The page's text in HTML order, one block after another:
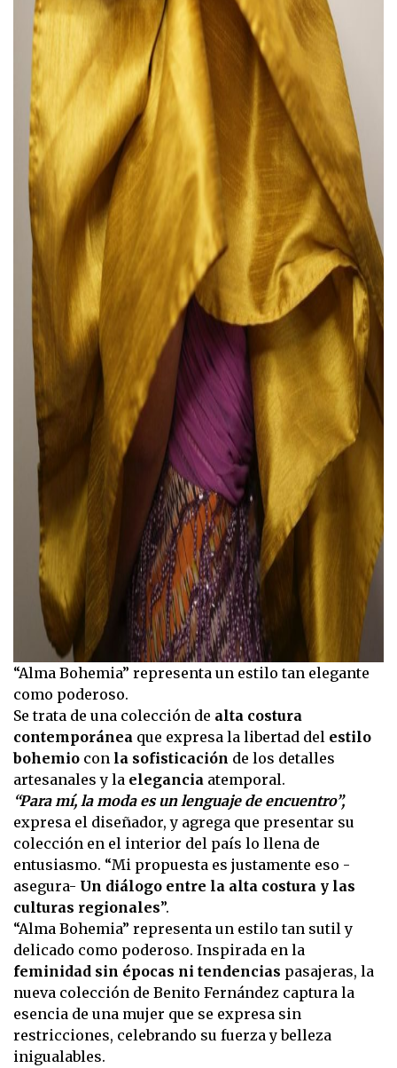
“Alma Bohemia” representa un estilo tan elegante
como poderoso.
Se trata de una colección de alta costura
contemporánea que expresa la libertad del estilo
bohemio con la sofisticación de los detalles
artesanales y la elegancia atemporal.
“Para mí, la moda es un lenguaje de encuentro”,
expresa el diseñador, y agrega que presentar su
colección en el interior del país lo llena de
entusiasmo. “Mi propuesta es justamente eso -
asegura- Un diálogo entre la alta costura y las
culturas regionales”.
“Alma Bohemia” representa un estilo tan sutil y
delicado como poderoso. Inspirada en la
feminidad sin épocas ni tendencias pasajeras, la
nueva colección de Benito Fernández captura la
esencia de una mujer que se expresa sin
restricciones, celebrando su fuerza y belleza
inigualables.